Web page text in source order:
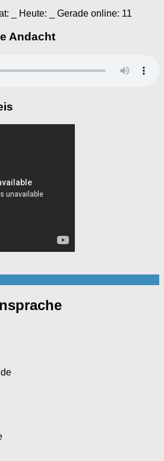
Heute: Gerade online: 11
Andacht